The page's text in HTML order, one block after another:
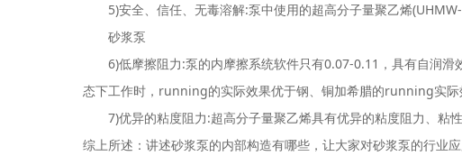
5)安全、信任、无毒溶解:泵中使用的超高分子量聚乙烯(UHMW-
砂浆泵
6)低摩擦阻力:泵的内摩擦系统软件只有0.07-0.11，具有自润滑
态下工作时，running的实际效果优于钢、铜加希腊的running实际
7)优异的粘度阻力:超高分子量聚乙烯具有优异的粘度阻力、粘性
综上所述：讲述砂浆泵的内部构造有哪些，让大家对砂浆泵的行业应